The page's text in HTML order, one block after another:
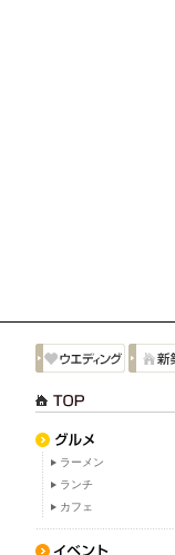
ラーメン
ランチ
カフェ